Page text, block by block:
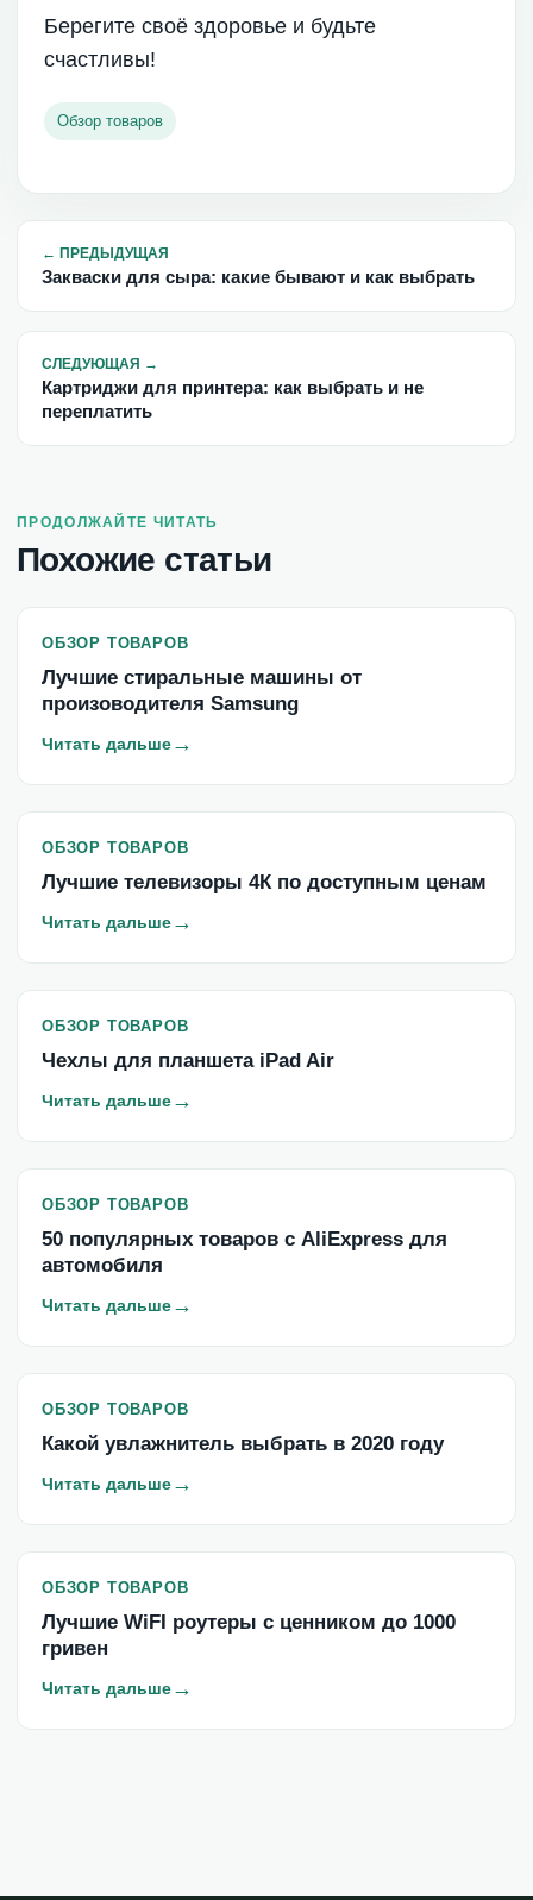
Берегите своё здоровье и будьте
счастливы!
Обзор товаров
← ПРЕДЫДУЩАЯ
Закваски для сыра: какие бывают и как выбрать
СЛЕДУЮЩАЯ →
Картриджи для принтера: как выбрать и не
переплатить
ПРОДОЛЖАЙТЕ ЧИТАТЬ
Похожие статьи
ОБЗОР ТОВАРОВ
Лучшие стиральные машины от
произоводителя Samsung
Читать дальше→
ОБЗОР ТОВАРОВ
Лучшие телевизоры 4К по доступным ценам
Читать дальше→
ОБЗОР ТОВАРОВ
Чехлы для планшета iPad Air
Читать дальше→
ОБЗОР ТОВАРОВ
50 популярных товаров с AliExpress для
автомобиля
Читать дальше→
ОБЗОР ТОВАРОВ
Какой увлажнитель выбрать в 2020 году
Читать дальше→
ОБЗОР ТОВАРОВ
Лучшие WiFI роутеры с ценником до 1000
гривен
Читать дальше→